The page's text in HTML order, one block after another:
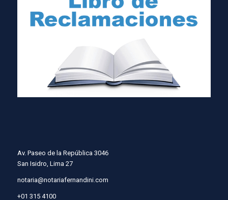
Av. Paseo de la República 3046
San Isidro, Lima 27
notaria@notariafernandini.com
+01 315 4100